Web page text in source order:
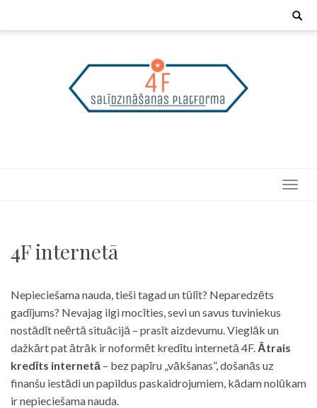
Search
4F internetā
Nepieciešama nauda, tieši tagad un tūlīt? Neparedzēts
gadījums? Nevajag ilgi mocīties, sevi un savus tuviniekus
nostādīt neērtā situācijā – prasīt aizdevumu. Vieglāk un
dažkārt pat ātrāk ir noformēt kredītu internetā 4F. Ātrais
kredīts internetā – bez papīru „vākšanas”, došanās uz
finanšu iestādi un papildus paskaidrojumiem, kādam nolūkam
ir nepieciešama nauda.